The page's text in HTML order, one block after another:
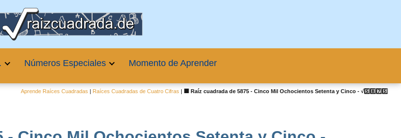
Números Especiales Momento de Aprender
Aprende Raíces Cuadradas | Raíces Cuadradas de Cuatro Cifras | 🟦 Raíz cuadrada de 5875 - Cinco Mil Ochocientos Setenta y Cinco - √5️⃣8️⃣7️⃣5️⃣